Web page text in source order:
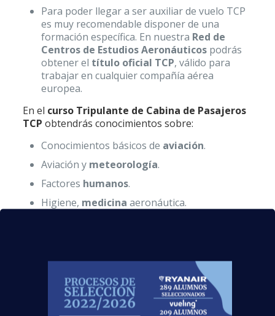
Para poder llegar a ser auxiliar de vuelo TCP
es muy recomendable disponer de una
formación específica. En nuestra Red de
Centros de Estudios Aeronáuticospodrás
obtener el título oficial TCP, válido para
trabajar en cualquier compañía aérea
europea.
En el curso Tripulante de Cabina de Pasajeros
TCP obtendrás conocimientos sobre:
Conocimientos básicos de aviación.
Aviación y meteorología.
Factores humanos.
Higiene, medicina aeronáutica.
Operación normal,seguridad.
Emergenciasy supervivencia.
Mercancíaspeligrosas.